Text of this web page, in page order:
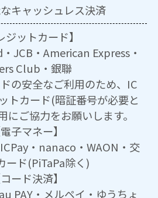
キャッシュレス決済
ジットカード】
JCB・American Express・
Club・銀聯
の安全なご利用のため、IC
トカード(暗証番号が必要と
にご協力をお願いします。
電子マネー】
・nanaco・WAON・交
ード(PiTaPa除く)
コード決済】
PAY・メルペイ・ゆうちょ